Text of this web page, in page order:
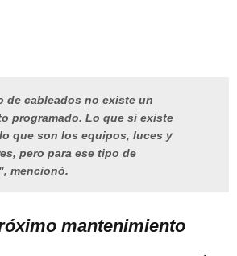
de cableados no existe un
programado. Lo que si existe
que son los equipos, luces y
pero para ese tipo de
mencionó.
mantenimiento